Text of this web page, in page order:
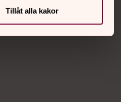
Tillåt alla kakor